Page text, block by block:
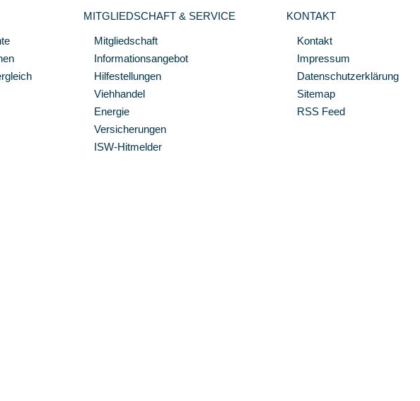
MITGLIEDSCHAFT & SERVICE
Mitgliedschaft
Informationsangebot
Hilfestellungen
Viehhandel
Energie
Versicherungen
ISW-Hitmelder
KONTAKT
Kontakt
Impressum
Datenschutzerklärung
Sitemap
RSS Feed